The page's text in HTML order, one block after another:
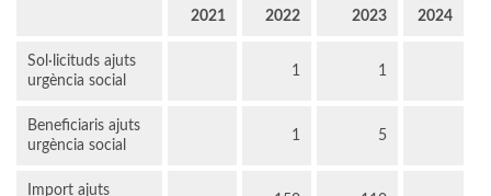
2021 2022 2023 2024
Sol·licituds ajuts
urgència social
1 1
Beneficiaris ajuts
urgència social
1 5
Import ajuts